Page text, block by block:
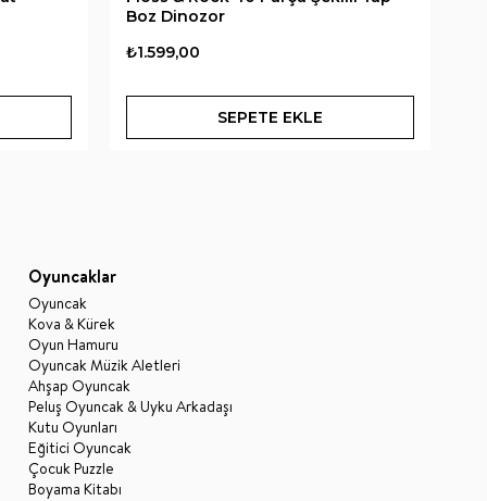
Boz Dinozor
₺1.599,00
SEPETE EKLE
Oyuncaklar
Oyuncak
Kova & Kürek
Oyun Hamuru
Oyuncak Müzik Aletleri
Ahşap Oyuncak
Peluş Oyuncak & Uyku Arkadaşı
Kutu Oyunları
Eğitici Oyuncak
Çocuk Puzzle
Boyama Kitabı